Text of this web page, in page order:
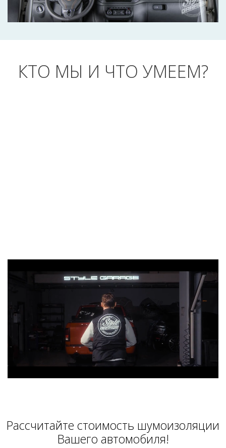
КТО МЫ И ЧТО УМЕЕМ?
Расcчитайте стоимость шумоизоляции
Вашего автомобиля!